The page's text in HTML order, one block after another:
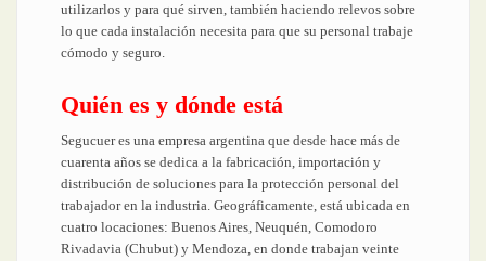
utilizarlos y para qué sirven, también haciendo relevos sobre
lo que cada instalación necesita para que su personal trabaje
cómodo y seguro.
Quién es y dónde está
Segucuer es una empresa argentina que desde hace más de
cuarenta años se dedica a la fabricación, importación y
distribución de soluciones para la protección personal del
trabajador en la industria. Geográficamente, está ubicada en
cuatro locaciones: Buenos Aires, Neuquén, Comodoro
Rivadavia (Chubut) y Mendoza, en donde trabajan veinte